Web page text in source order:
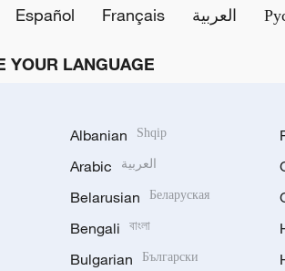
Español Français العربية
YOUR LANGUAGE
Albanian Shqip
Arabic العربية
Belarusian Беларуская
Bengali বাংলা
Bulgarian Български